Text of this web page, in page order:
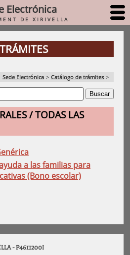
Electrónica
DE XIRIVELLA
Sede Electrónica > Catálogo de trámites >
/ TODAS LAS
a las familias para
(Bono escolar)
- P4611200I